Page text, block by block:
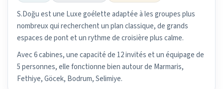
S.Doğu est une Luxe goélette adaptée à les groupes plus
nombreux qui recherchent un plan classique, de grands
espaces de pont et un rythme de croisière plus calme.
Avec 6 cabines, une capacité de 12 invités et un équipage de
5 personnes, elle fonctionne bien autour de Marmaris,
Fethiye, Göcek, Bodrum, Selimiye.